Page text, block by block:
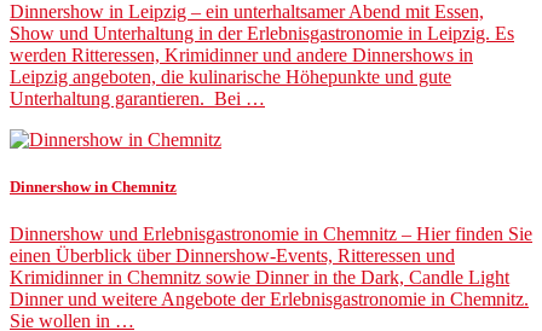
Dinnershow in Leipzig – ein unterhaltsamer Abend mit Essen,
Show und Unterhaltung in der Erlebnisgastronomie in Leipzig. Es
werden Ritteressen, Krimidinner und andere Dinnershows in
Leipzig angeboten, die kulinarische Höhepunkte und gute
Unterhaltung garantieren. Bei …
Dinnershow in Chemnitz
Dinnershow und Erlebnisgastronomie in Chemnitz – Hier finden Sie
einen Überblick über Dinnershow-Events, Ritteressen und
Krimidinner in Chemnitz sowie Dinner in the Dark, Candle Light
Dinner und weitere Angebote der Erlebnisgastronomie in Chemnitz.
Sie wollen in …